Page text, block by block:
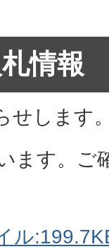
情報
せします
ます。ご
ル